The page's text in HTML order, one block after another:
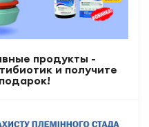
продукты -
и получите